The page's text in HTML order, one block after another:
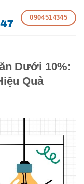
0904514345
Dưới 10%:
Quả